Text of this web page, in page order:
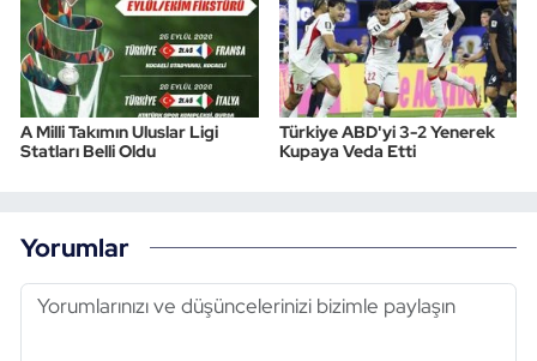
A Milli Takımın Uluslar Ligi
Statları Belli Oldu
Türkiye ABD'yi 3-2 Yenerek
Kupaya Veda Etti
Yorumlar